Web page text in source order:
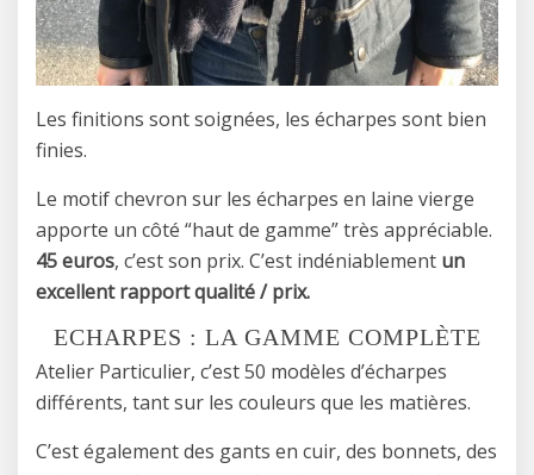
Les finitions sont soignées, les écharpes sont bien
finies.
Le motif chevron sur les écharpes en laine vierge
apporte un côté “haut de gamme” très appréciable.
45 euros, c’est son prix. C’est indéniablement un
excellent rapport qualité / prix.
ECHARPES : LA GAMME COMPLÈTE
Atelier Particulier, c’est 50 modèles d’écharpes
différents, tant sur les couleurs que les matières.
C’est également des gants en cuir, des bonnets, des